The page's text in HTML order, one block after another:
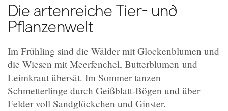
Die artenreiche Tier- und
Pflanzenwelt
Im Frühling sind die Wälder mit Glockenblumen und
die Wiesen mit Meerfenchel, Butterblumen und
Leimkraut übersät. Im Sommer tanzen
Schmetterlinge durch Geißblatt-Bögen und über
Felder voll Sandglöckchen und Ginster.